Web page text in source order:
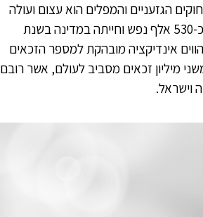
גרמניה במהלך שנות ה-30 בעקבות החוקים הגזעניים והמפלים הוא עצום ועולה
על 300 אלף איש, וזאת מתוך אוכלוסייה יהודית גרמנית שמנתה כ-530 אלף נפש וחייתה במדינה בשנת
אינדיקציה מובהקת למספר הזכאים
מיליון זכאים מסביב לעולם, אשר רובם
וישראל.